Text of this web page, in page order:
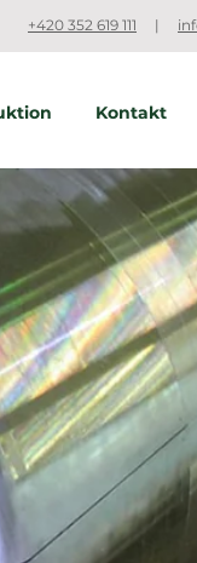
+420 352 619 111 |
Kontakt